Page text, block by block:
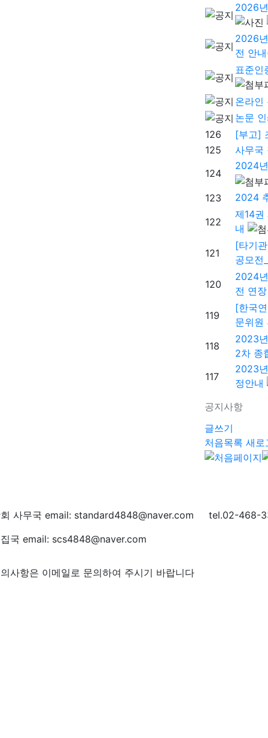
공지사항
2026
2026
전 안
표준인
온라인
논문
126
[부고]
125
사무국
124
2024
123 2024
122
제14
내
121
[타기
공모전
120
2024
전 연
119
[한국
문위원
118
2023
2차 종
117
2023
정안내
글쓰기
처음목록 새로
사무국 email: standard4848@naver.com tel.02-468-
국 email: scs4848@naver.com
사항은 이메일로 문의하여 주시기 바랍니다